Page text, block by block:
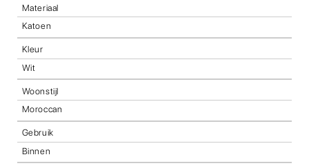
Materiaal
Katoen
Kleur
Wit
Woonstijl
Moroccan
Gebruik
Binnen